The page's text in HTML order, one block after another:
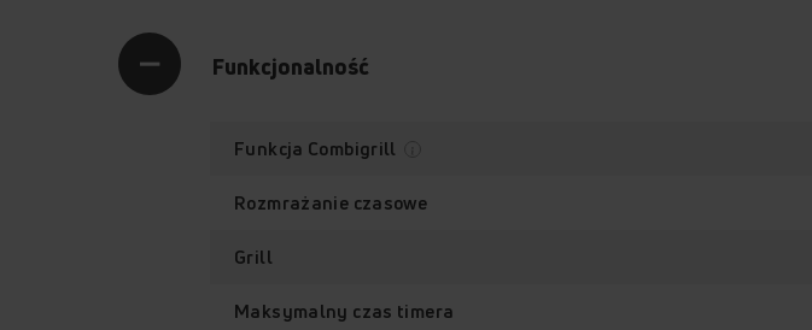
Funkcjonalność
Funkcja Combigrill
Rozmrażanie czasowe
Grill
Maksymalny czas timera